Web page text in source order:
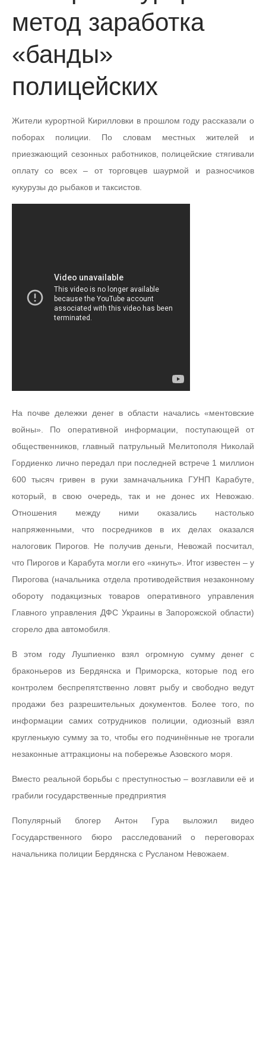
метод заработка
«банды»
полицейских
Жители курортной Кирилловки в прошлом году рассказали о
поборах полиции. По словам местных жителей и
приезжающий сезонных работников, полицейские стягивали
оплату со всех – от торговцев шаурмой и разносчиков
кукурузы до рыбаков и таксистов.
На почве дележки денег в области начались «ментовские
войны». По оперативной информации, поступающей от
общественников, главный патрульный Мелитополя Николай
Гордиенко лично передал при последней встрече 1 миллион
600 тысяч гривен в руки замначальника ГУНП Карабуте,
который, в свою очередь, так и не донес их Невожаю.
Отношения между ними оказались настолько
напряженными, что посредников в их делах оказался
налоговик Пирогов. Не получив деньги, Невожай посчитал,
что Пирогов и Карабута могли его «кинуть». Итог известен – у
Пирогова (начальника отдела противодействия незаконному
обороту подакцизных товаров оперативного управления
Главного управления ДФС Украины в Запорожской области)
сгорело два автомобиля.
В этом году Лушпиенко взял огромную сумму денег с
браконьеров из Бердянска и Приморска, которые под его
контролем беспрепятственно ловят рыбу и свободно ведут
продажи без разрешительных документов. Более того, по
информации самих сотрудников полиции, одиозный взял
кругленькую сумму за то, чтобы его подчинённые не трогали
незаконные аттракционы на побережье Азовского моря.
Вместо реальной борьбы с преступностью – возглавили её и
грабили государственные предприятия
Популярный блогер Антон Гура выложил видео
Государственного бюро расследований о переговорах
начальника полиции Бердянска с Русланом Невожаем.